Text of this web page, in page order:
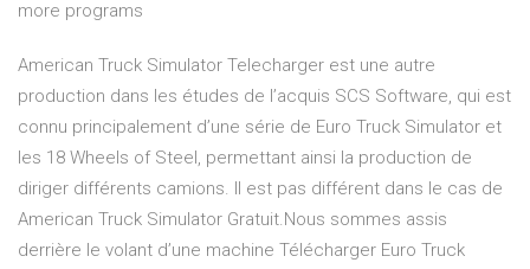
more programs
American Truck Simulator Telecharger est une autre
production dans les études de l’acquis SCS Software, qui est
connu principalement d’une série de Euro Truck Simulator et
les 18 Wheels of Steel, permettant ainsi la production de
diriger différents camions. Il est pas différent dans le cas de
American Truck Simulator Gratuit.Nous sommes assis
derrière le volant d’une machine Télécharger Euro Truck